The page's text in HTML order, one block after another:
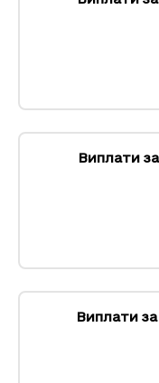
Виплати
Виплати